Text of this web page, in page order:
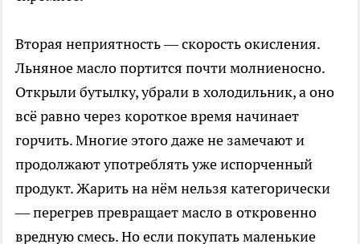
Вторая неприятность — скорость окисления.
Льняное масло портится почти молниеносно.
Открыли бутылку, убрали в холодильник, а оно
всё равно через короткое время начинает
горчить. Многие этого даже не замечают и
продолжают употреблять уже испорченный
продукт. Жарить на нём нельзя категорически
— перегрев превращает масло в откровенно
вредную смесь. Но если покупать маленькие